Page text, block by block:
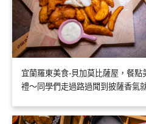
宜蘭羅東美食-貝加莫比薩屋，餐
禮～同學們走過路過聞到披薩香氣